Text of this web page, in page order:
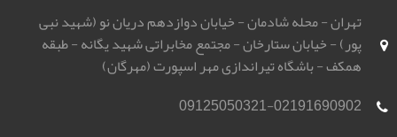
تهران - محله شادمان - خیابان دوازدهم دریان نو (شهید نبی
پور) - خیابان ستارخان - مجتمع مخابراتی شهید یگانه - طبقه
همکف - باشگاه تیراندازی مهر اسپورت (مهرگان)
09125050321-02191690902